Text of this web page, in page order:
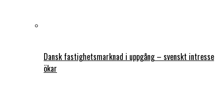
Dansk fastighetsmarknad i uppgång – svenskt intresse
ökar